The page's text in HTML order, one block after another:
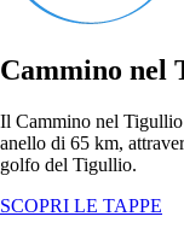
Cammino nel
Il Cammino nel
anello di 65 km,
golfo del Tigullio.
SCOPRI LE TAPPE